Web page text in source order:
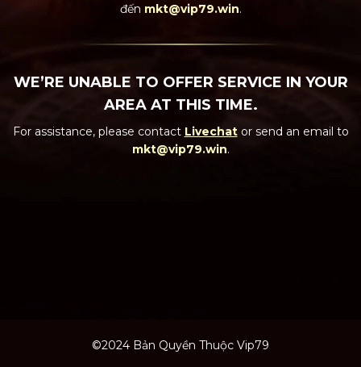
đến mkt@vip79.win.
WE’RE UNABLE TO OFFER SERVICE IN YOUR
AREA AT THIS TIME.
For assistance, please contact Livechator send an email to
mkt@vip79.win.
©2024 Bản Quyền Thuộc Vip79